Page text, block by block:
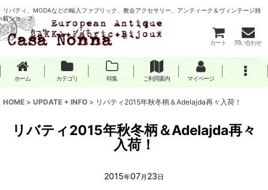
リバティ、MODAなどの輸入ファブリック、教会アクセサリー、アンティーク＆ヴィンテージ雑
貨ショップ
カート 問い合わせ
ホーム カテゴリ 特集 ご利用案内 マイページ
HOME > UPDATE + INFO > リバティ2015年秋冬柄＆Adelajda再々入荷！
リバティ2015年秋冬柄＆Adelajda再々
入荷！
2015年07月 23日